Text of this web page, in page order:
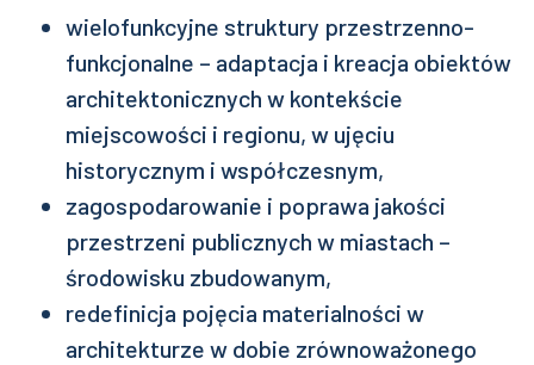
wielofunkcyjne struktury przestrzenno-
funkcjonalne – adaptacja i kreacja obiektów
architektonicznych w kontekście
miejscowości i regionu, w ujęciu
historycznym i współczesnym,
zagospodarowanie i poprawa jakości
przestrzeni publicznych w miastach –
środowisku zbudowanym,
redefinicja pojęcia materialności w
architekturze w dobie zrównoważonego